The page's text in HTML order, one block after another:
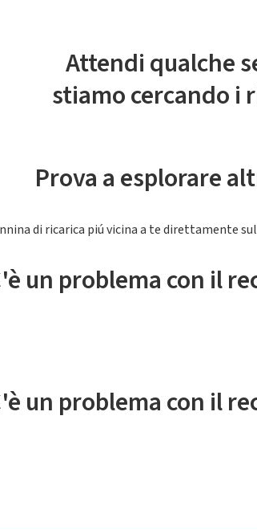
Attendi qualche
stiamo cercando i
Prova a esplorare
di ricarica piú vicina a te direttamente
un problema con il
un problema con il